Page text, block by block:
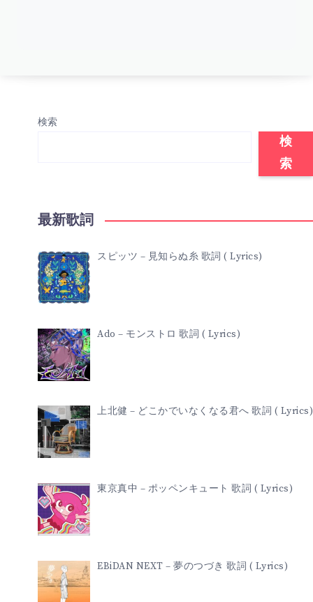
検索
検
索
最新歌詞
スピッツ – 見知らぬ糸 歌詞 ( Lyrics)
Ado – モンストロ 歌詞 ( Lyrics)
上北健 – どこかでいなくなる君へ 歌詞 ( Lyrics)
東京真中 – ポッペンキュート 歌詞 ( Lyrics)
EBiDAN NEXT – 夢のつづき 歌詞 ( Lyrics)